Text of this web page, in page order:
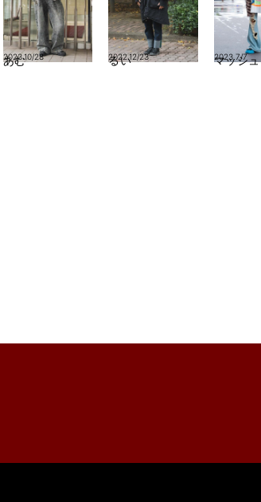
あむ
2023.10/28 るい
2022.12/23 マッシュ
2023.7/7